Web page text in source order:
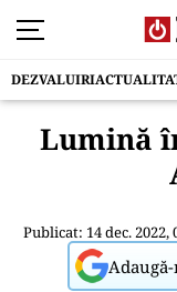
DEZVALUIRI
Lumină
Publicat: 14 dec. 2022,